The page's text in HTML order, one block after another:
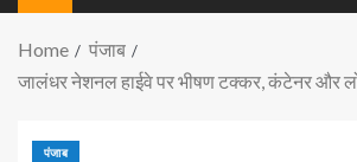
Home
पंजाब
जालंधर नेशनल हाईवे पर भीषण टक्कर, कंटेनर और
पंजाब